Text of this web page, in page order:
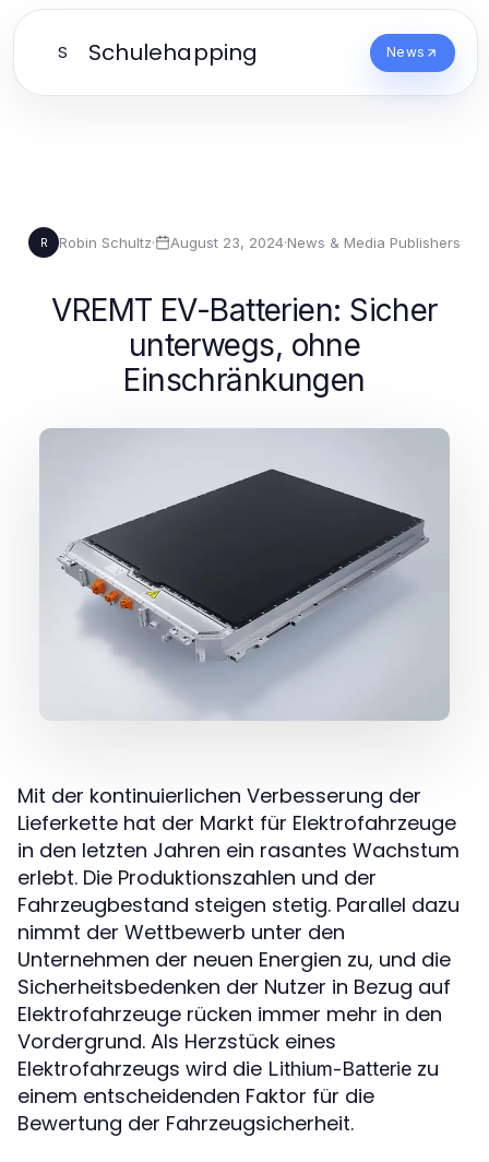
S Schulehapping News
R Robin Schultz· August 23, 2024·News & Media Publishers
VREMT EV-Batterien: Sicher
unterwegs, ohne
Einschränkungen
Mit der kontinuierlichen Verbesserung der
Lieferkette hat der Markt für Elektrofahrzeuge
in den letzten Jahren ein rasantes Wachstum
erlebt. Die Produktionszahlen und der
Fahrzeugbestand steigen stetig. Parallel dazu
nimmt der Wettbewerb unter den
Unternehmen der neuen Energien zu, und die
Sicherheitsbedenken der Nutzer in Bezug auf
Elektrofahrzeuge rücken immer mehr in den
Vordergrund. Als Herzstück eines
Elektrofahrzeugs wird die Lithium-Batterie zu
einem entscheidenden Faktor für die
Bewertung der Fahrzeugsicherheit.